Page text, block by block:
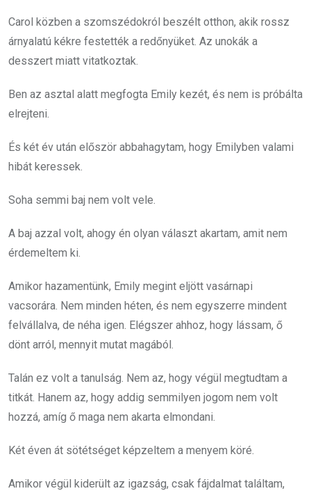
Carol közben a szomszédokról beszélt otthon, akik rossz
árnyalatú kékre festették a redőnyüket. Az unokák a
desszert miatt vitatkoztak.
Ben az asztal alatt megfogta Emily kezét, és nem is próbálta
elrejteni.
És két év után először abbahagytam, hogy Emilyben valami
hibát keressek.
Soha semmi baj nem volt vele.
A baj azzal volt, ahogy én olyan választ akartam, amit nem
érdemeltem ki.
Amikor hazamentünk, Emily megint eljött vasárnapi
vacsorára. Nem minden héten, és nem egyszerre mindent
felvállalva, de néha igen. Elégszer ahhoz, hogy lássam, ő
dönt arról, mennyit mutat magából.
Talán ez volt a tanulság. Nem az, hogy végül megtudtam a
titkát. Hanem az, hogy addig semmilyen jogom nem volt
hozzá, amíg ő maga nem akarta elmondani.
Két éven át sötétséget képzeltem a menyem köré.
Amikor végül kiderült az igazság, csak fájdalmat találtam,